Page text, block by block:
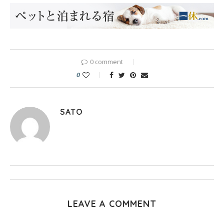
0 comment
0
SATO
LEAVE A COMMENT